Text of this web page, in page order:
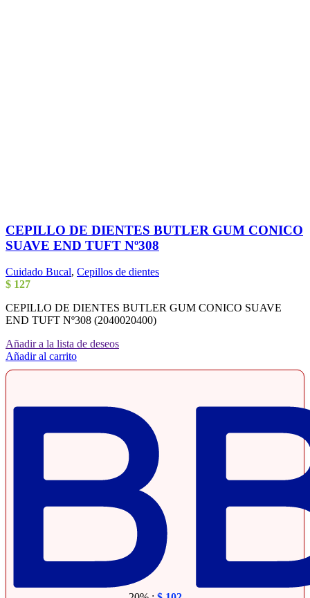
CEPILLO DE DIENTES BUTLER GUM CONICO
SUAVE END TUFT Nº308
Cuidado Bucal, Cepillos de dientes
$ 127
CEPILLO DE DIENTES BUTLER GUM CONICO SUAVE
END TUFT Nº308 (2040020400)
Añadir a la lista de deseos
Añadir al carrito